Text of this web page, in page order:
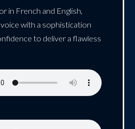
in French and English,
with a sophistication
to deliver a flawless